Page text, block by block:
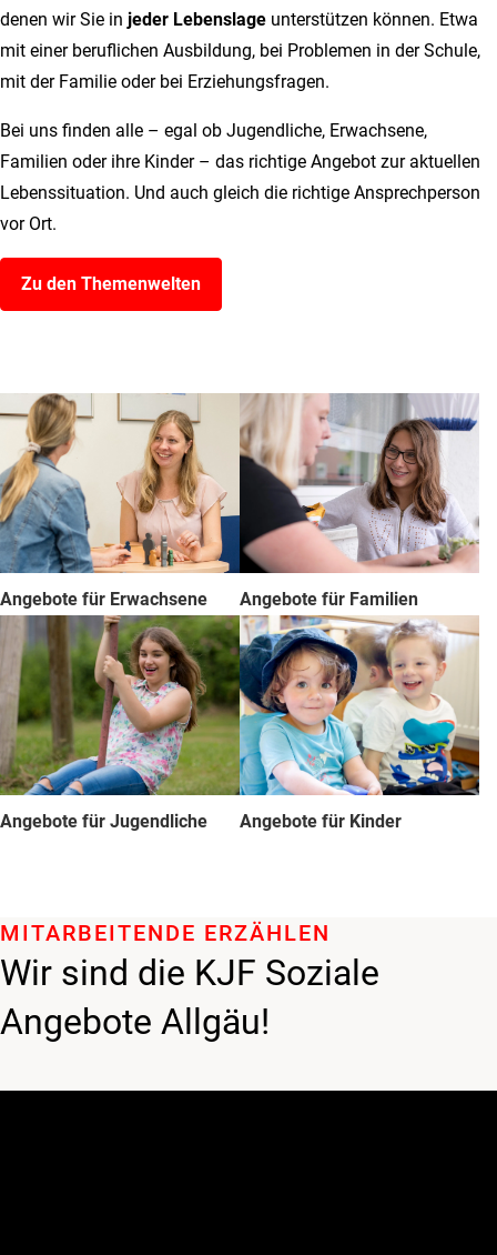
denen wir Sie in jeder Lebenslage unterstützen können. Etwa
mit einer beruflichen Ausbildung, bei Problemen in der Schule,
mit der Familie oder bei Erziehungsfragen.
Bei uns finden alle – egal ob Jugendliche, Erwachsene,
Familien oder ihre Kinder – das richtige Angebot zur aktuellen
Lebenssituation. Und auch gleich die richtige Ansprechperson
vor Ort.
Zu den Themenwelten
Angebote für Erwachsene Angebote für Familien
Angebote für Jugendliche Angebote für Kinder
Wir sind die KJF Soziale
Angebote Allgäu!
MITARBEITENDE ERZÄHLEN